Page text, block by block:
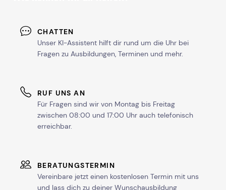
CHATTEN
Unser KI-Assistent hilft dir rund um die Uhr bei
Fragen zu Ausbildungen, Terminen und mehr.
RUF UNS AN
Für Fragen sind wir von Montag bis Freitag
zwischen 08:00 und 17:00 Uhr auch telefonisch
erreichbar.
BERATUNGSTERMIN
Vereinbare jetzt einen kostenlosen Termin mit uns
und lass dich zu deiner Wunschausbildung